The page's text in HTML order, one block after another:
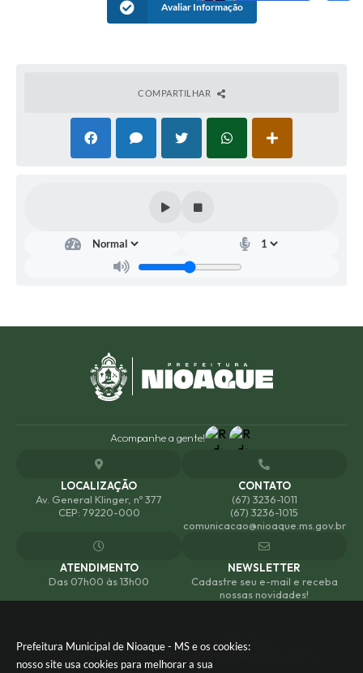
Prefeitura Municipal de Nioaque - MS e os cookies:
nosso site usa cookies para melhorar a sua
Avaliar Informação
COMPARTILHAR
Acompanhe a gente!
LOCALIZAÇÃO
Av. General Klinger, nº 377
CEP: 79220-000
CONTATO
(67) 3236-1011
(67) 3236-1015
comunicacao@nioaque.ms.gov.br
ATENDIMENTO
Das 07h00 às 13h00
NEWSLETTER
Cadastre seu e-mail e receba
nossas novidades!
Versão do Sistema:
3.5.3 - 19/06/2026
Portal atualizado em: